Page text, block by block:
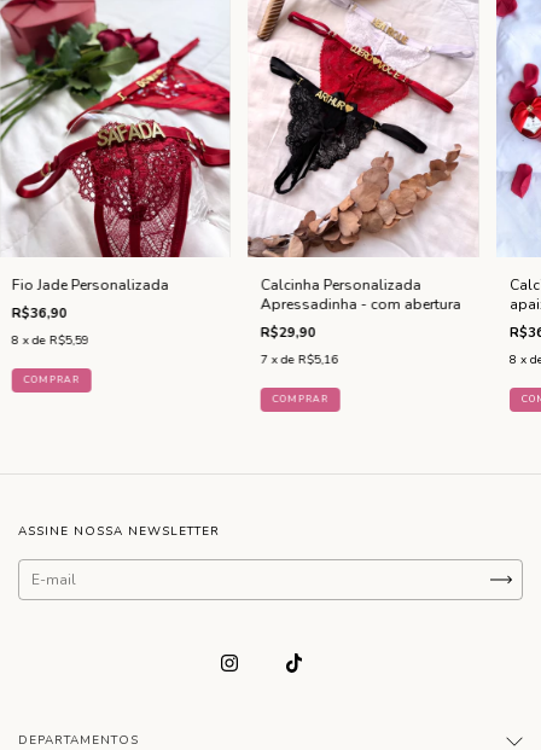
Fio Jade Personalizada
R$36,90
8 x de R$5,59
COMPRAR
Calcinha Personalizada
Apressadinha - com abertura
R$29,90
7 x de R$5,16
COMPRAR
8 x
ASSINE NOSSA NEWSLETTER
DEPARTAMENTOS